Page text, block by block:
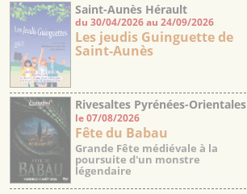
Saint-Aunès Hérault
du 30/04/2026 au 24/09/2026
Les jeudis Guinguette de
Saint-Aunès
Rivesaltes Pyrénées-Orientales
le 07/08/2026
Fête du Babau
Grande Fête médiévale à la
poursuite d'un monstre
légendaire